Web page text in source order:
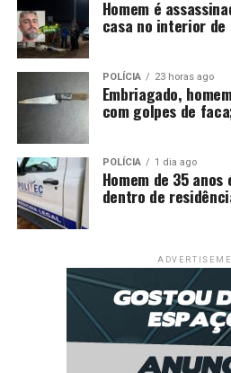
Homem é
casa no interior de
POLÍCIA 23 horas ago
Embriagado,
com golpes de
POLÍCIA 1 dia ago
Homem de 35
dentro de